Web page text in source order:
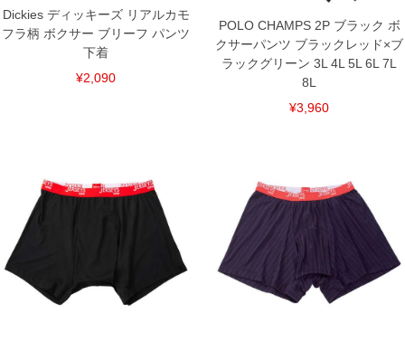
返品交換希望の方は、商品到着後1週間以内にご連絡ください。
下着(肌着)やワイシャツは商品の性質上、返品交換不可とさせて頂いております。予め
ご了承くださいませ。
※【ボトムの裾上げをご希望の場合】
裾上げ料金は500円+税となります。
備考欄に股下●cmとご記入下さい。（裾上げ無料対象商品は1本につき税込6,000円以
上の品が対象。1本5,999円以下の商品は有料（500円+税）となります。）
※商品によって若干のサイズの誤差がございます。また、お客様がご使用の環境（コ
ンピュータ画面）によって、商品の色味が若干異なる場合がございます。予めご了承
ください。
※当店での掲載商品は、実店鋪と在庫を共用しておりますので店頭での売り違い、店
舗からのお取り寄せ等により、お客様にご迷惑をお掛けしてしまう場合がございま
す。そのようなことがない様最大限に努めておりますが、もしあった場合速やかにご
連絡させて頂きますので予めご了承ください。
Dickies ディッキーズ リアルカモ
フラ柄 ボクサー ブリーフ パンツ
下着
¥2,090
POLO CHAMPS 2P ブラック ボ
クサーパンツ ブラックレッド×ブ
ラックグリーン 3L 4L 5L 6L 7L
8L
¥3,960